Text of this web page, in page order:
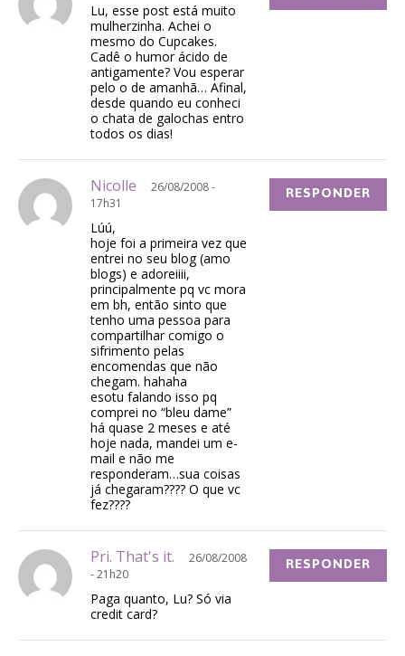
Lu, esse post está muito
mulherzinha. Achei o
mesmo do Cupcakes.
Cadê o humor ácido de
antigamente? Vou esperar
pelo o de amanhã… Afinal,
desde quando eu conheci
o chata de galochas entro
todos os dias!
Nicolle
26/08/2008 -
17h31
Lúú,
hoje foi a primeira vez que
entrei no seu blog (amo
blogs) e adoreiiii,
principalmente pq vc mora
em bh, então sinto que
tenho uma pessoa para
compartilhar comigo o
sifrimento pelas
encomendas que não
chegam. hahaha
esotu falando isso pq
comprei no “bleu dame”
há quase 2 meses e até
hoje nada, mandei um e-
mail e não me
responderam…sua coisas
já chegaram???? O que vc
fez????
RESPONDER
Pri. That's it.
26/08/2008
- 21h20
Paga quanto, Lu? Só via
credit card?
RESPONDER